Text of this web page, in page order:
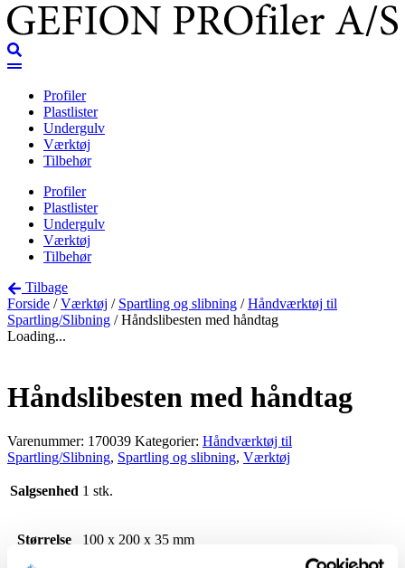
Profiler
Plastlister
Undergulv
Værktøj
Tilbehør
Profiler
Plastlister
Undergulv
Værktøj
Tilbehør
Tilbage
Forside /Værktøj / Spartling og slibning /Håndværktøj til
Spartling/Slibning / Håndslibesten med håndtag
Loading...
Håndslibesten med håndtag
Varenummer: 170039 Kategorier: Håndværktøj til
Spartling/Slibning, Spartling og slibning, Værktøj
Salgsenhed 1 stk.
Størrelse 100 x 200 x 35 mm